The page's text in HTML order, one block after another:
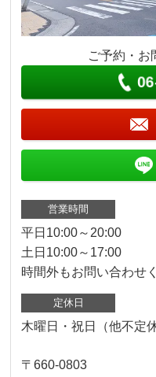
ご予約・お
営業時間
平日10:00～20:00
土日10:00～17:00
時間外もお問い合わせ
定休日
木曜日・祝日（他不定
〒660-0803